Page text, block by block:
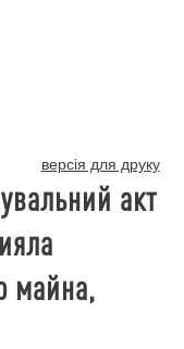
версія для друку
акт
майна,